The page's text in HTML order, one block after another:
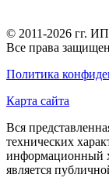
© 2011-2026 гг. ИП
Все права
Политика
Карта сайта
Вся
технических
информационный
является